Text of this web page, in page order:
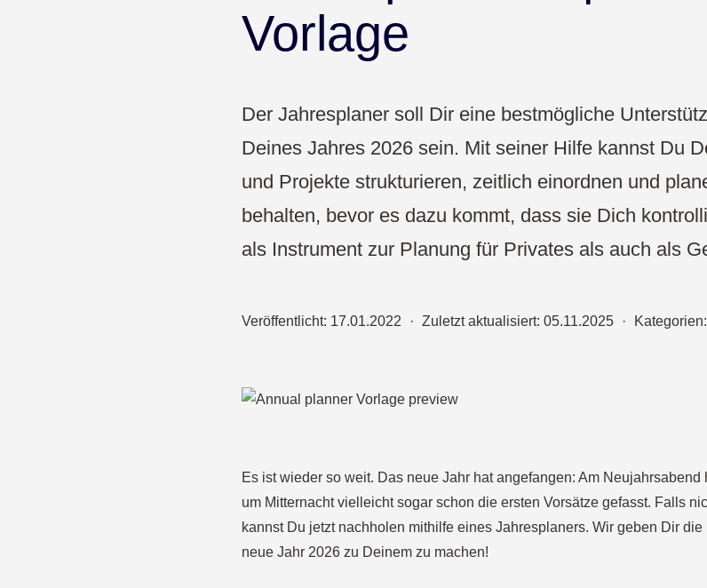
Vorlage
Der Jahresplaner soll Dir eine bestmögliche
Deines Jahres 2026 sein. Mit seiner Hilfe kannst Du
und Projekte strukturieren, zeitlich einordnen und
behalten, bevor es dazu kommt, dass sie Dich
als Instrument zur Planung für Privates als auch als
Veröffentlicht: 17.01.2022 · Zuletzt aktualisiert: 05.11.2025 · Kategorien:
Es ist wieder so weit. Das neue Jahr hat angefangen: Am
um Mitternacht vielleicht sogar schon die ersten Vorsätze gefasst. Falls
kannst Du jetzt nachholen mithilfe eines Jahresplaners. Wir geben Dir
neue Jahr 2026 zu Deinem zu machen!